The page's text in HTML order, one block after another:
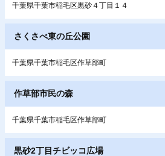
千葉県千葉市稲毛区黒砂４丁目１４
さくさべ東の丘公園
千葉県千葉市稲毛区作草部町
作草部市民の森
千葉県千葉市稲毛区作草部町
黒砂2丁目チビッコ広場